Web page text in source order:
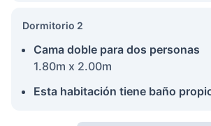
Dormitorio 2
Cama doble para dos personas
1.80m x 2.00m
Esta habitación tiene baño